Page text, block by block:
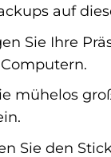
auf
Sie Ihre
mühelos
Sie den